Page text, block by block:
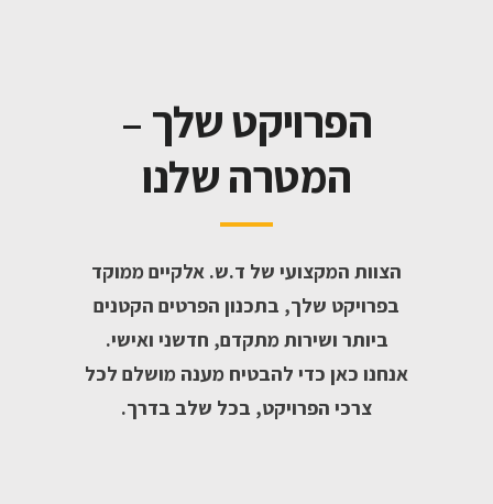
הפרויקט שלך –
המטרה שלנו
הצוות המקצועי של ד.ש. אלקיים ממוקד
בפרויקט שלך, בתכנון הפרטים הקטנים
ביותר ושירות מתקדם, חדשני ואישי.
אנחנו כאן כדי להבטיח מענה מושלם לכל
צרכי הפרויקט, בכל שלב בדרך.